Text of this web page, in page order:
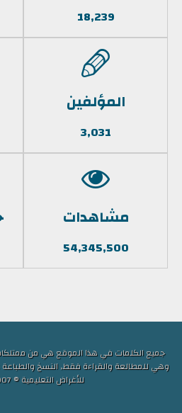
18,239
المؤلفين
3,031
مشاهدات
54,345,500
جميع الكلمات في هذا الموقع هي من
وهي للمطالعة والقراءة فقط, النسخ
للأغراض التعليمية © 2007 - 2026